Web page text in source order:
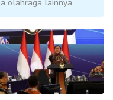
olahraga lainnya